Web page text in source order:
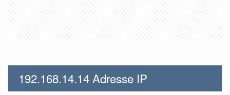
192.168.14.14 Adresse IP